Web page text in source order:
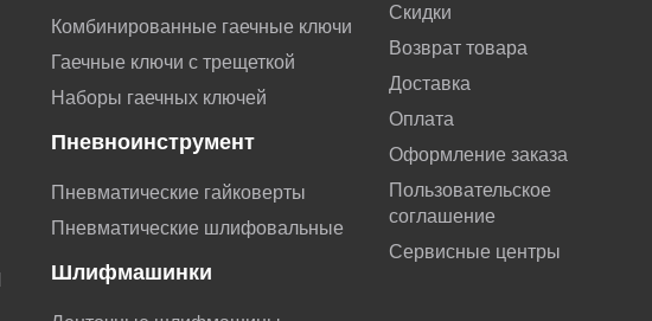
Комбинированные гаечные ключи
Гаечные ключи с трещеткой
Наборы гаечных ключей
Пневноинструмент
Пневматические гайковерты
Пневматические шлифовальные
Шлифмашинки
Скидки
Возврат товара
Доставка
Оплата
Оформление заказа
Пользовательское
соглашение
Сервисные центры